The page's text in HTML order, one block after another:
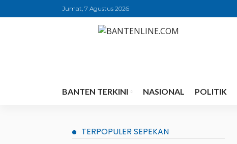
Jumat, 7 Agustus 2026
BANTEN TERKINI NASIONAL POLITIK
TERPOPULER SEPEKAN